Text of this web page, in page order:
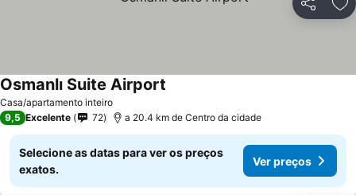
Partilhar
Casa/apartamento inteiro
Osmanlı Suite Airport
9,5 Excelente 72 a 20.4 km de Centro da cidade
Selecione as datas para ver os preços
exatos.
Ver preços